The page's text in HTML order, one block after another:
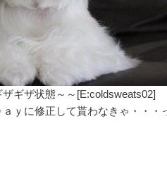
ギザ状態～～[E:coldsweats02]
ｙに修正して貰わなきゃ・・・